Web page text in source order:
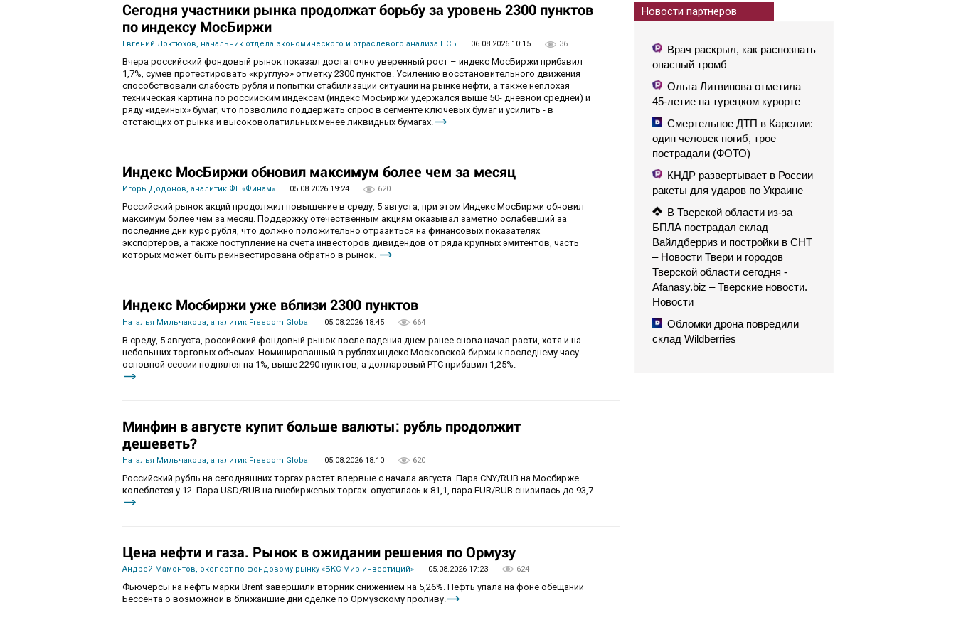
Сегодня участники рынка продолжат борьбу за уровень 2300 пунктов
по индексу МосБиржи
Евгений Локтюхов, начальник отдела экономического и отраслевого анализа ПСБ 06.08.2026 10:15 36
Вчера российский фондовый рынок показал достаточно уверенный рост – индекс МосБиржи прибавил
1,7%, сумев протестировать «круглую» отметку 2300 пунктов. Усилению восстановительного движения
способствовали слабость рубля и попытки стабилизации ситуации на рынке нефти, а также неплохая
техническая картина по российским индексам (индекс МосБиржи удержался выше 50- дневной средней) и
ряду «идейных» бумаг, что позволило поддержать спрос в сегменте ключевых бумаг и усилить - в
отстающих от рынка и высоковолатильных менее ликвидных бумагах.
Индекс МосБиржи обновил максимум более чем за месяц
Игорь Додонов, аналитик ФГ «Финам» 05.08.2026 19:24 620
Российский рынок акций продолжил повышение в среду, 5 августа, при этом Индекс МосБиржи обновил
максимум более чем за месяц. Поддержку отечественным акциям оказывал заметно ослабевший за
последние дни курс рубля, что должно положительно отразиться на финансовых показателях
экспортеров, а также поступление на счета инвесторов дивидендов от ряда крупных эмитентов, часть
которых может быть реинвестирована обратно в рынок.
Индекс Мосбиржи уже вблизи 2300 пунктов
Наталья Мильчакова, аналитик Freedom Global 05.08.2026 18:45 664
В среду, 5 августа, российский фондовый рынок после падения днем ранее снова начал расти, хотя и на
небольших торговых объемах. Номинированный в рублях индекс Московской биржи к последнему часу
основной сессии поднялся на 1%, выше 2290 пунктов, а долларовый РТС прибавил 1,25%.
Минфин в августе купит больше валюты: рубль продолжит
дешеветь?
Наталья Мильчакова, аналитик Freedom Global 05.08.2026 18:10 620
Российский рубль на сегодняшних торгах растет впервые с начала августа. Пара CNY/RUB на Мосбирже
колеблется у 12. Пара USD/RUB на внебиржевых торгах опустилась к 81,1, пара EUR/RUB снизилась до 93,7.
Цена нефти и газа. Рынок в ожидании решения по Ормузу
Андрей Мамонтов, эксперт по фондовому рынку «БКС Мир инвестиций» 05.08.2026 17:23 624
Фьючерсы на нефть марки Brent завершили вторник снижением на 5,26%. Нефть упала на фоне обещаний
Бессента о возможной в ближайшие дни сделке по Ормузскому проливу.
Новости партнеров
Врач раскрыл, как распознать
опасный тромб
Ольга Литвинова отметила
45-летие на турецком курорте
Смертельное ДТП в Карелии:
один человек погиб, трое
пострадали (ФОТО)
КНДР развертывает в России
ракеты для ударов по Украине
В Тверской области из-за
БПЛА пострадал склад
Вайлдберриз и постройки в СНТ
– Новости Твери и городов
Тверской области сегодня -
Afanasy.biz – Тверские новости.
Новости
Обломки дрона повредили
склад Wildberries